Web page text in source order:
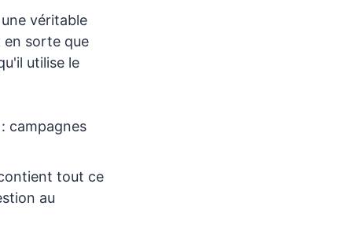
véritable
en sorte que
utilise le
campagnes
tout ce
au